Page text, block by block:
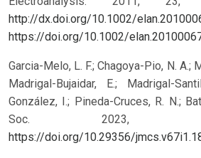
http://dx.doi.org/10.1002/
https://doi.org/10.1002/
Garcia-Melo, L. F.; Chagoya-Pio, N. A.;
Madrigal-Bujaidar, E.; Madrigal-
González, I.; Pineda-Cruces, R. N.;
Soc. 2023,
https://doi.org/10.29356/